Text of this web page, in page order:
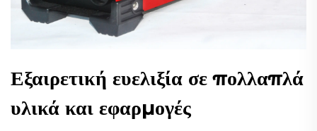
Εξαιρετική ευελιξία σε πολλαπλά
υλικά και εφαρμογές